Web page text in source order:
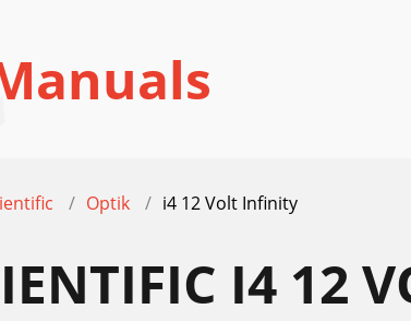
Optik i4 12 Volt Infinity
I4 12